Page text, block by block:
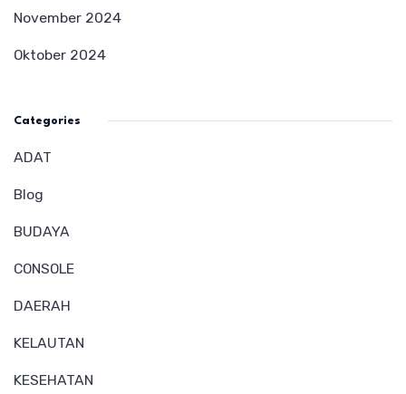
November 2024
Oktober 2024
Categories
ADAT
Blog
BUDAYA
CONSOLE
DAERAH
KELAUTAN
KESEHATAN